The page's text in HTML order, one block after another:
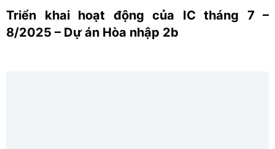
Triển khai hoạt động của IC tháng 7 –
8/2025 – Dự án Hòa nhập 2b